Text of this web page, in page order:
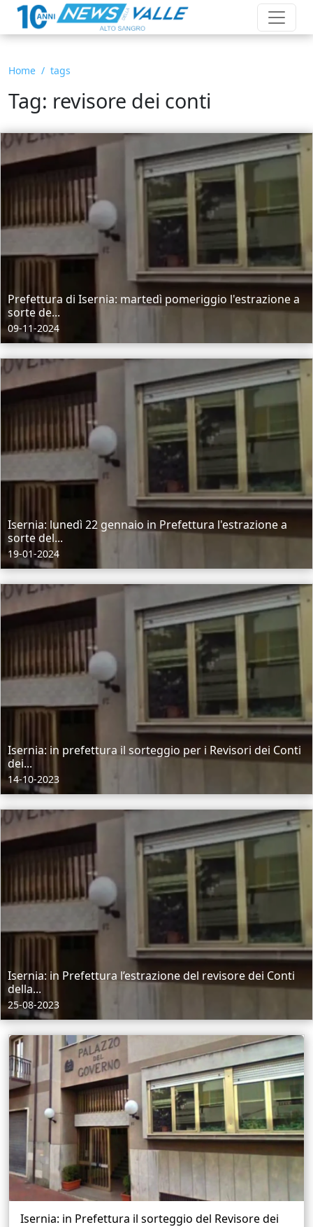
Home tags
Tag: revisore dei conti
Prefettura di Isernia: martedì pomeriggio l'estrazione a
sorte de...
09-11-2024
Isernia: lunedì 22 gennaio in Prefettura l'estrazione a
sorte del...
19-01-2024
Isernia: in prefettura il sorteggio per i Revisori dei Conti
dei...
14-10-2023
Isernia: in Prefettura l’estrazione del revisore dei Conti
della...
25-08-2023
Isernia: in Prefettura il sorteggio del Revisore dei